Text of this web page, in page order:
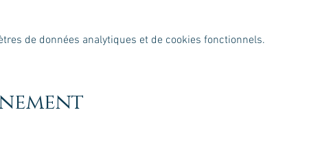
de données analytiques et de cookies fonctionnels.